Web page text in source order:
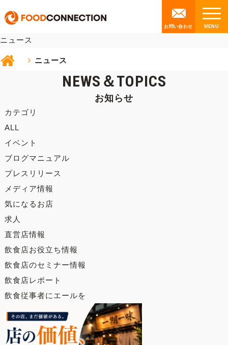
お問い合わせ
NEWS
ニュース
ニュース
NEWS＆TOPICS
お知らせ
カテゴリ
ALL
イベント
ブログマニュアル
プレスリリース
メディア情報
気になるお店
求人
直営店情報
飲食店お役立ち情報
飲食店のセミナー情報
飲食店レポート
飲食従事者にエールを